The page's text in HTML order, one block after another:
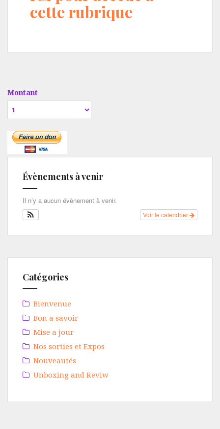
cette rubrique
Montant
Évènements à venir
Il n’y a aucun évènement à venir.
Voir le calendrier
Catégories
Bienvenue
Bon a savoir
Mise a jour
Nos sorties et Expos
Nouveautés
Unboxing and Reviw